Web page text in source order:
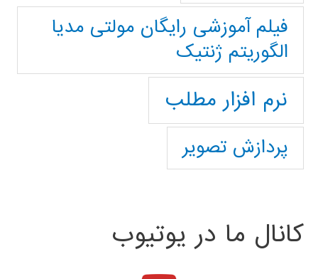
فیلم آموزشی رایگان مولتی مدیا
الگوریتم ژنتیک
نرم افزار مطلب
پردازش تصویر
کانال ما در یوتیوب